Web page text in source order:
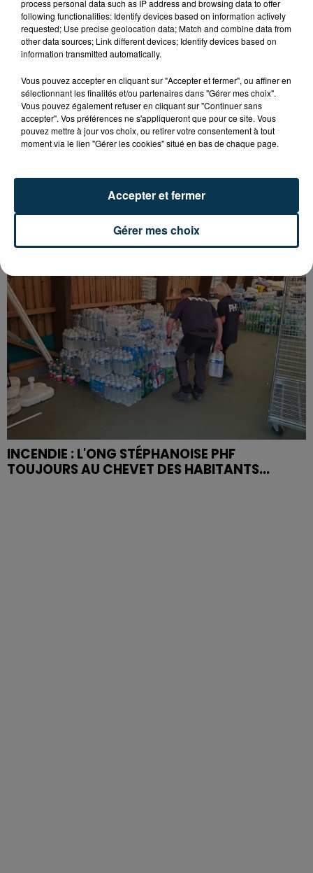
MONTBRISON POUR LE TOUR DE FRANCE
INCENDIE : L'ONG STÉPHANOISE PHF
TOUJOURS AU CHEVET DES HABITANTS...
process personal data such as IP address and browsing data to offer
following functionalities: Identify devices based on information actively
requested; Use precise geolocation data; Match and combine data from
other data sources; Link different devices; Identify devices based on
information transmitted automatically.
Vous pouvez accepter en cliquant sur "Accepter et fermer", ou affiner en
sélectionnant les finalités et/ou partenaires dans "Gérer mes choix".
Vous pouvez également refuser en cliquant sur "Continuer sans
accepter". Vos préférences ne s'appliqueront que pour ce site. Vous
pouvez mettre à jour vos choix, ou retirer votre consentement à tout
moment via le lien "Gérer les cookies" situé en bas de chaque page.
Gérer mes choix
Accepter et fermer